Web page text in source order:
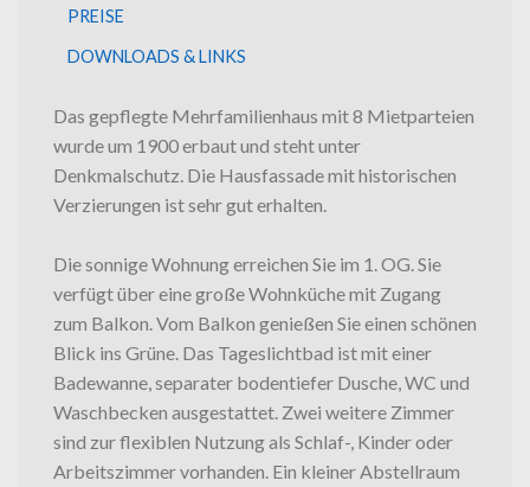
PREISE
DOWNLOADS & LINKS
Das gepflegte Mehrfamilienhaus mit 8 Mietparteien
wurde um 1900 erbaut und steht unter
Denkmalschutz. Die Hausfassade mit historischen
Verzierungen ist sehr gut erhalten.
Die sonnige Wohnung erreichen Sie im 1. OG. Sie
verfügt über eine große Wohnküche mit Zugang
zum Balkon. Vom Balkon genießen Sie einen schönen
Blick ins Grüne. Das Tageslichtbad ist mit einer
Badewanne, separater bodentiefer Dusche, WC und
Waschbecken ausgestattet. Zwei weitere Zimmer
sind zur flexiblen Nutzung als Schlaf-, Kinder oder
Arbeitszimmer vorhanden. Ein kleiner Abstellraum